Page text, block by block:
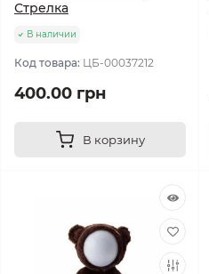
Стрелка
В наличии
Код товара: ЦБ-00037212
400.00 грн
В корзину